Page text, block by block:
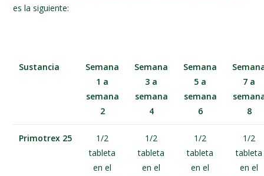
es la siguiente:
Sustancia
Semana
1 a
semana
2
Semana
3 a
semana
4
Semana
5 a
semana
6
7 a
8
Primotrex 25
1/2
tableta
en el
1/2
tableta
en el
1/2
tableta
en el
1/2
tableta
en el